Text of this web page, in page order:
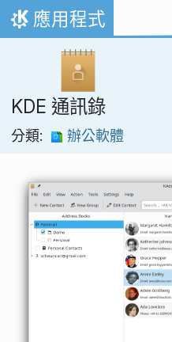
跳到內容
首頁
應用程式
KDE 通訊錄
分類: 辦公軟體